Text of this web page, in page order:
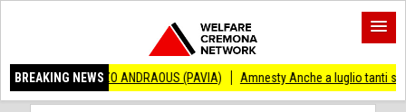
BREAKING NEWS
ANDRAOUS (PAVIA) Amnesty Anche a luglio tanti successi ed